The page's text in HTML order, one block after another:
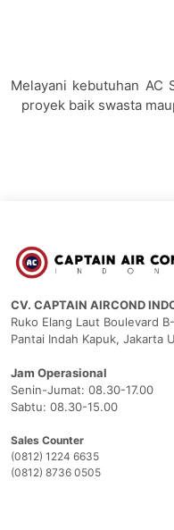
Melayani kebutuhan AC
proyek baik swasta
CV. CAPTAIN AIRCOND
Ruko Elang Laut Boulevard
Pantai Indah Kapuk, Jakarta
Jam Operasional
Senin-Jumat: 08.30-17.00
Sabtu: 08.30-15.00
Sales Counter
(0812) 1224 6635
(0812) 8736 0505